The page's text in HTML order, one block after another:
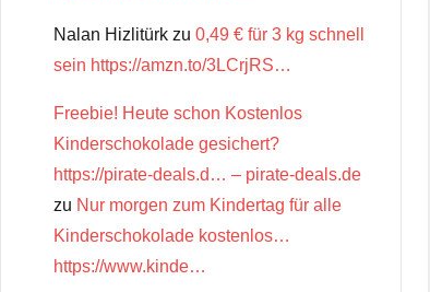
Nalan Hizlitürk zu 0,49 € für 3 kg schnell
sein https://amzn.to/3LCrjRS…
Freebie! Heute schon Kostenlos
Kinderschokolade gesichert?
https://pirate-deals.d… – pirate-deals.de
zu Nur morgen zum Kindertag für alle
Kinderschokolade kostenlos…
https://www.kinde…